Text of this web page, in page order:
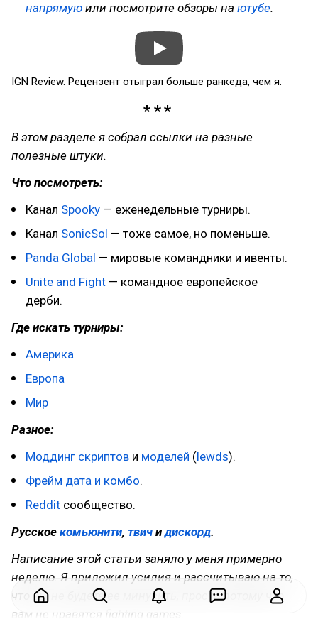
напрямую или посмотрите обзоры на ютубе.
IGN Review. Рецензент отыграл больше ранкеда, чем я.
В этом разделе я собрал ссылки на разные
полезные штуки.
Что посмотреть:
Канал Spooky — еженедельные турниры.
Канал SonicSol — тоже самое, но поменьше.
Panda Global — мировые командники и ивенты.
Unite and Fight — командное европейское
дерби.
Где искать турниры:
Америка
Европа
Мир
Разное:
Моддинг скриптов и моделей (lewds).
Фрейм дата и комбо.
Reddit сообщество.
Русское комьюнити, твич идискорд.
Написание этой статьи заняло у меня примерно
неделю. Я приложил усилия и рассчитываю на то,
что вы не будете ее минусить, просто потому что
вам не нравятся fighting games.